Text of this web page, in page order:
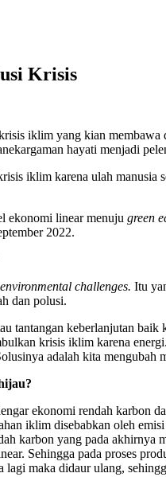
Krisis
iklim yang kian
hayati menjadi
iklim karena ulah
ekonomi linear menuju green
2022.
environmental challenges. Itu
dan polusi.
tantangan keberlanjutan
krisis iklim karena
adalah kita mengubah
ekonomi rendah karbon
iklim disebabkan oleh
karbon yang pada akhirnya
Sehingga pada proses
maka didaur ulang,